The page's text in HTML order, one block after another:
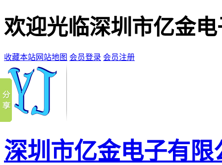
欢迎光临深圳市亿金
收藏本站网站地图 会员登录 会员注册
深圳市亿金电子有限